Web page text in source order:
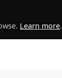
Learn more.